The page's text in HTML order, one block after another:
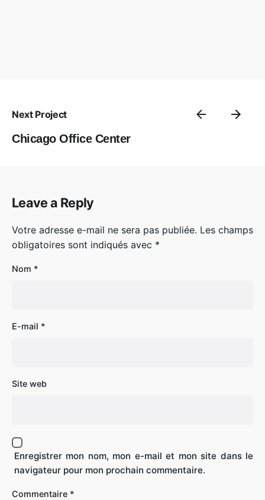
Next Project
Chicago Office Center
Leave a Reply
Votre adresse e-mail ne sera pas publiée. Les champs
obligatoires sont indiqués avec *
Nom *
E-mail *
Site web
Enregistrer mon nom, mon e-mail et mon site dans le
navigateur pour mon prochain commentaire.
Commentaire *